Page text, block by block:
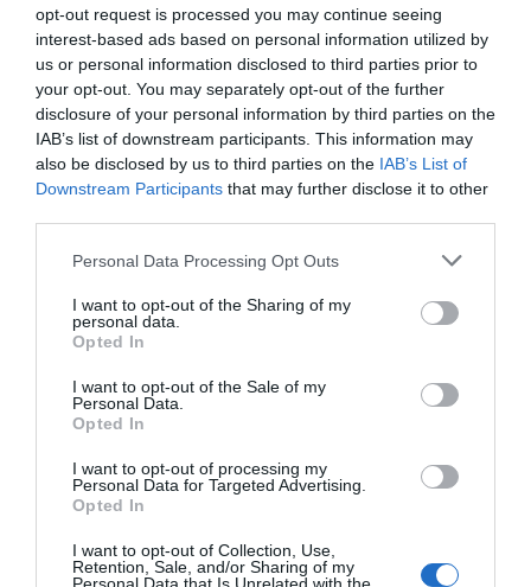
opt-out request is processed you may continue seeing
interest-based ads based on personal information utilized by
us or personal information disclosed to third parties prior to
your opt-out. You may separately opt-out of the further
disclosure of your personal information by third parties on the
IAB’s list of downstream participants. This information may
also be disclosed by us to third parties on the IAB’s List of
Downstream Participants that may further disclose it to other
Personal Data Processing Opt Outs
I want to opt-out of the Sharing of my
personal data.
Opted In
I want to opt-out of the Sale of my
Personal Data.
Opted In
I want to opt-out of processing my
Personal Data for Targeted Advertising.
Opted In
I want to opt-out of Collection, Use,
Retention, Sale, and/or Sharing of my
Henkel inaugura un 'hub' en Barcelona que
dará empleo a 100 trabajadores este año
- LaAsociación de Fabricantes y
Distribuidores(AECOC) ha incorporado cinco
nuevos miembros a su consejo directivo. En
concreto, han sido
Ana Callol
Coca-Cola
Europacific Partners
Antonio Rodríguez
Lázaro
Carlos González-Vilardell(Lidl
Diego Maus
). Todos ellos, cargos ejecutivos destacados
Nestlé Health Science. Palau sucede en el cargo